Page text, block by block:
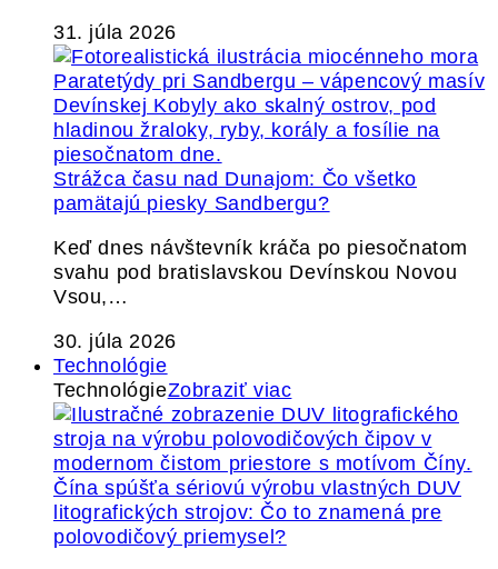
31. júla 2026
Strážca času nad Dunajom: Čo všetko
pamätajú piesky Sandbergu?
Keď dnes návštevník kráča po piesočnatom
svahu pod bratislavskou Devínskou Novou
Vsou,…
30. júla 2026
Technológie
TechnológieZobraziť viac
Čína spúšťa sériovú výrobu vlastných DUV
litografických strojov: Čo to znamená pre
polovodičový priemysel?